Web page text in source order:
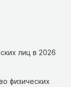
лиц в 2026
физических